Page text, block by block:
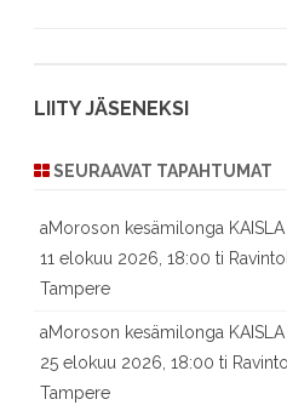
LIITY JÄSENEKSI
SEURAAVAT TAPAHTUMAT
aMoroson kesämilonga
11 elokuu 2026, 18:00 ti
Tampere
aMoroson kesämilonga
25 elokuu 2026, 18:00 ti
Tampere